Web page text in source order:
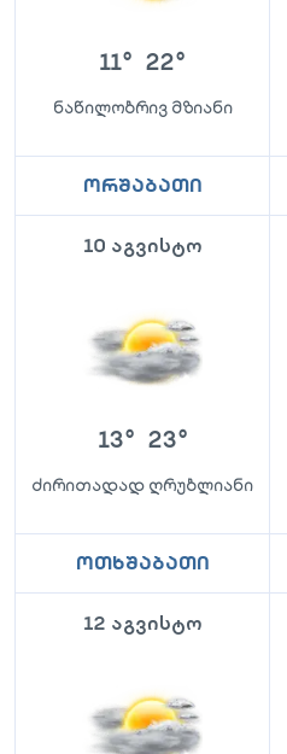
11° 22°
ნაწილობრივ მზიანი
ორშაბათი
10 აგვისტო
13° 23°
ძირითადად ღრუბლიანი
ოთხშაბათი
12 აგვისტო